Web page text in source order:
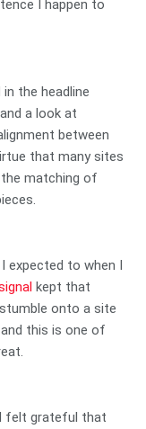
I happen to
the headline
a look at
between
that many sites
matching of
expected to when I
kept that
onto a site
this is one of
felt grateful that